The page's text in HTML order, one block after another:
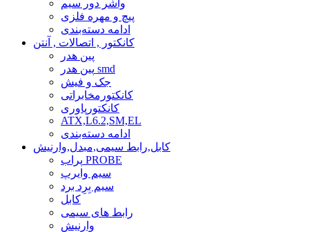
واشر دور سیم
پیچ و مهره فلزی
ادامه دسته‌بندی
کانکتور , اتصالات , آنتن
پین هدر
پین هدر smd
جک و فیش
کانکتورمخابراتی
کانکتورپاوری
ATX,L6.2,SM,EL
ادامه دسته‌بندی
کابل,رابط سیمی,مبدل,وارنیش
پراب PROBE
سیم وایرپ
سیم بِرِد برد
کابل
رابط های سیمی
وارنیش